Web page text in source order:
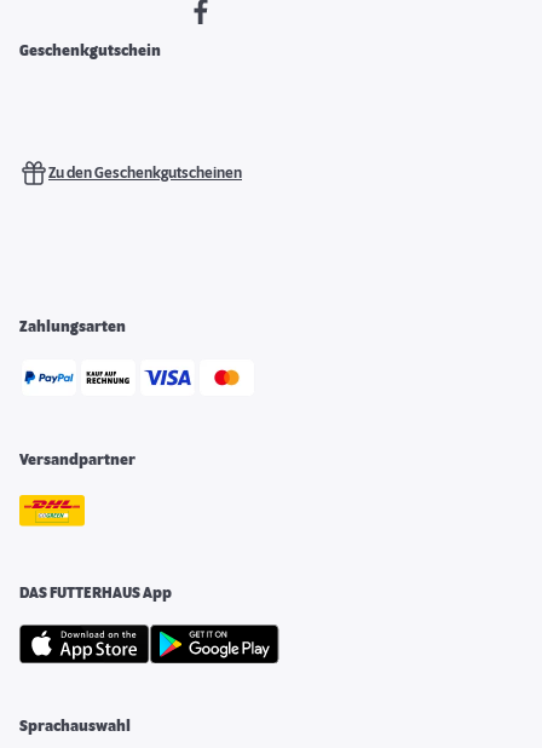
Geschenkgutschein
Zu den Geschenkgutscheinen
Zahlungsarten
Versandpartner
DAS FUTTERHAUS App
Sprachauswahl